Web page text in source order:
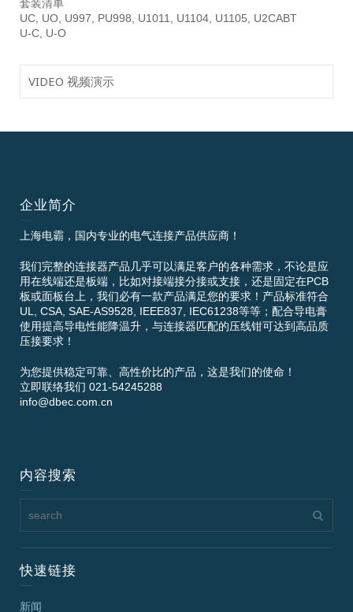
套装清单
UC, UO, U997, PU998, U1011, U1104, U1105, U2CABT
U-C, U-O
VIDEO 视频演示
企业简介
上海电霸，国内专业的电气连接产品供应商！
我们完整的连接器产品几乎可以满足客户的各种需求，不论是应
用在线端还是板端，比如对接端接分接或支接，还是固定在PCB
板或面板台上，我们必有一款产品满足您的要求！产品标准符合
UL, CSA, SAE-AS9528, IEEE837, IEC61238等等；配合导电膏
使用提高导电性能降温升，与连接器匹配的压线钳可达到高品质
压接要求！
为您提供稳定可靠、高性价比的产品，这是我们的使命！
立即联络我们 021-54245288
info@dbec.com.cn
内容搜索
快速链接
新闻